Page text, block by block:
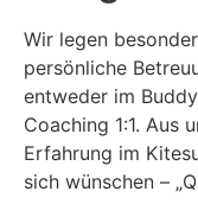
Wir legen
persönliche
entweder im
Coaching 1:1. Aus
Erfahrung im
sich wünschen –